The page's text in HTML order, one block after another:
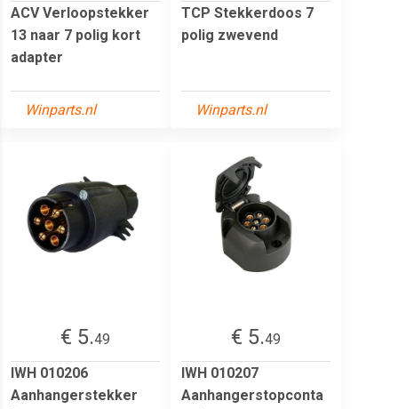
ACV Verloopstekker
13 naar 7 polig kort
adapter
Winparts.nl
TCP Stekkerdoos 7
polig zwevend
Winparts.nl
€ 5.49
IWH 010206
Aanhangerstekker
€ 5.49
IWH 010207
Aanhangerstopconta